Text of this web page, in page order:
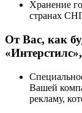
Хранение
странах
От Вас, как
Вашей
рекламу,